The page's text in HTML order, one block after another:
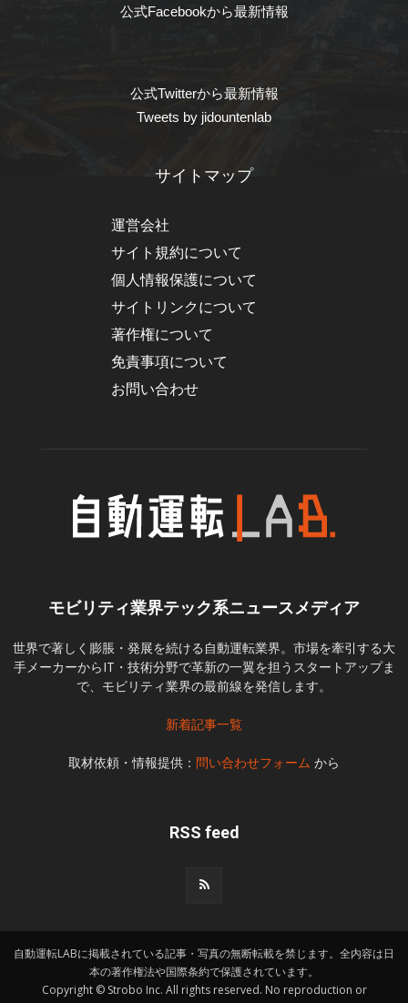
公式Facebookから最新情報
公式Twitterから最新情報
Tweets by jidountenlab
サイトマップ
運営会社
サイト規約について
個人情報保護について
サイトリンクについて
著作権について
免責事項について
お問い合わせ
モビリティ業界テック系ニュースメディア
世界で著しく膨脹・発展を続ける自動運転業界。市場を牽引する大
手メーカーからIT・技術分野で革新の一翼を担うスタートアップま
で、モビリティ業界の最前線を発信します。
新着記事一覧
取材依頼・情報提供： 問い合わせフォーム から
RSS feed
自動運転LABに掲載されている記事・写真の無断転載を禁じます。全内容は日
本の著作権法や国際条約で保護されています。
Copyright © Strobo Inc. All rights reserved. No reproduction or